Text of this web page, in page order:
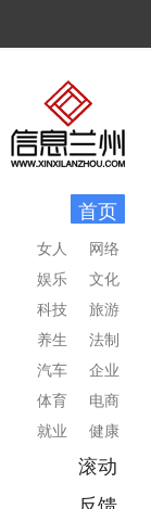
首页
网络
文化
旅游
法制
企业
电商
健康
女人
娱乐
科技
养生
汽车
体育
就业
滚动